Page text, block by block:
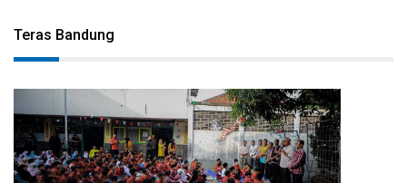
Teras Bandung